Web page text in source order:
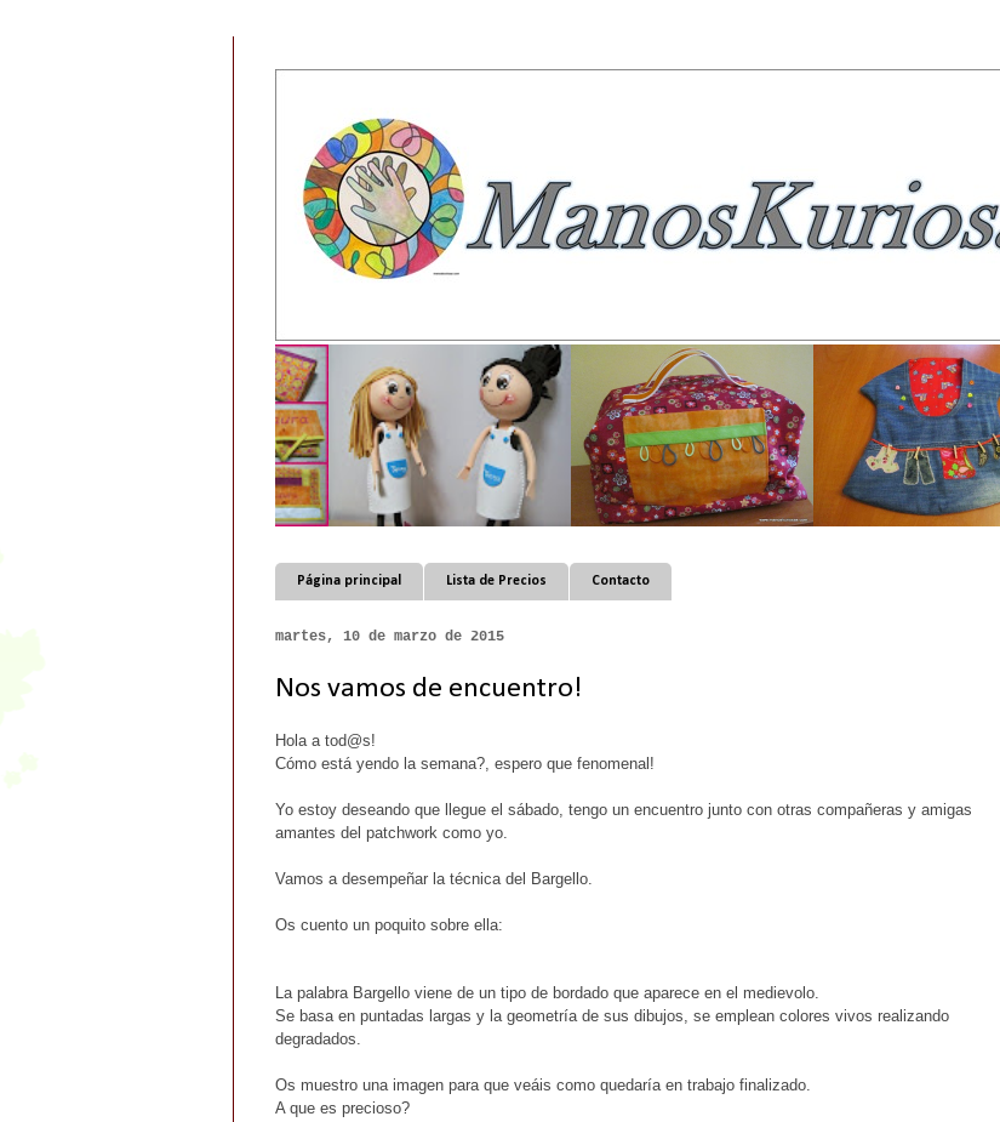
Página principal Lista de Precios Contacto
martes, 10 de marzo de 2015
Nos vamos de encuentro!
Hola a tod@s!
Cómo está yendo la semana?, espero que fenomenal!
Yo estoy deseando que llegue el sábado, tengo un encuentro junto con otras compañeras y amigas
amantes del patchwork como yo.
Vamos a desempeñar la técnica del Bargello.
Os cuento un poquito sobre ella:
La palabra Bargello viene de un tipo de bordado que aparece en el medievolo.
Se basa en puntadas largas y la geometría de sus dibujos, se emplean colores vivos realizando
degradados.
Os muestro una imagen para que veáis como quedaría en trabajo finalizado.
A que es precioso?